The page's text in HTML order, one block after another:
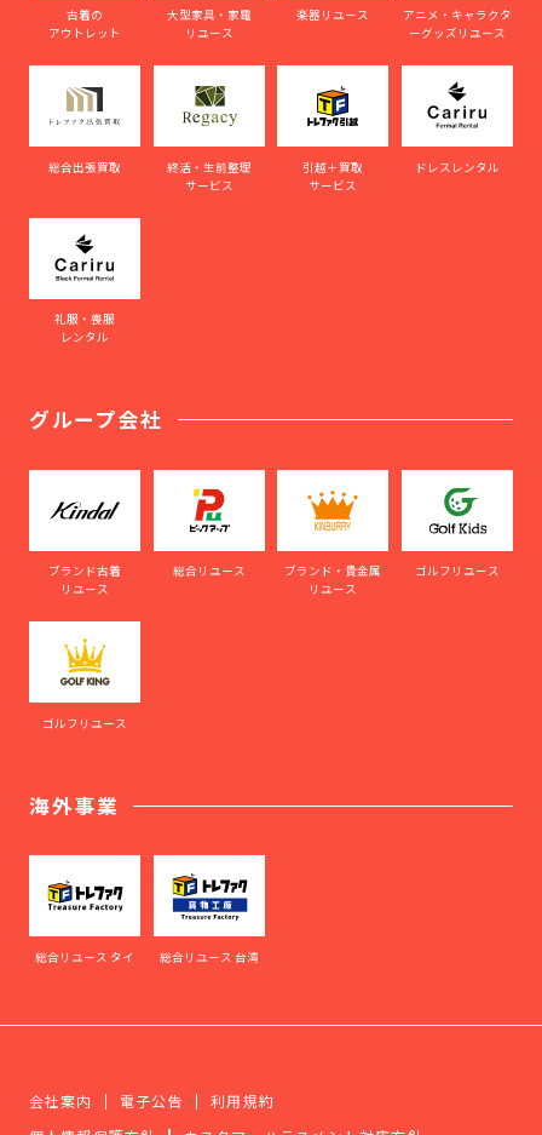
古着の
アウトレット
大型家具・家電
リユース
楽器リユース
アニメ・キャラクタ
ーグッズリユース
総合出張買取
終活・生前整理
サービス
引越＋買取
サービス
ドレスレンタル
礼服・喪服
レンタル
グループ会社
ブランド古着
リユース
総合リユース
ブランド・貴金属
リユース
ゴルフリユース
ゴルフリユース
海外事業
総合リユース タイ 総合リユース 台湾
会社案内 電子公告
利用規約